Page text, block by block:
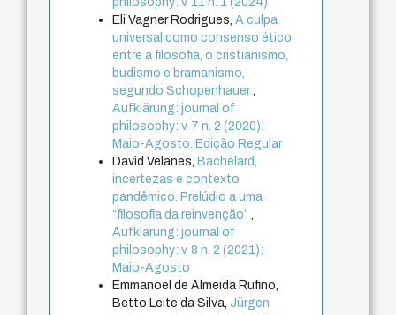
Eli Vagner Rodrigues,A culpa
universal como consenso ético
entre a filosofia, o cristianismo,
budismo e bramanismo,
segundo Schopenhauer,
Aufklärung: journal of
philosophy: v. 7 n. 2 (2020):
Maio-Agosto. Edição Regular
David Velanes, Bachelard,
incertezas e contexto
pandêmico. Prelúdio a uma
“filosofia da reinvenção”,
Aufklärung: journal of
philosophy: v. 8 n. 2 (2021):
Maio-Agosto
Emmanoel de Almeida Rufino,
Betto Leite da Silva,Jürgen